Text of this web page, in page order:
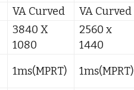
VA Curved
VA Curved
3840 X
1080
2560 x
1440
1ms(MPRT)
1ms(MPRT)